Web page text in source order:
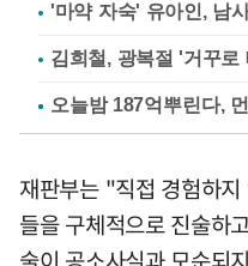
'마약 자숙' 유아인, 남
김희철, 광복절 '거꾸
재판부는 "직접 경험하
들을 구체적으로 진술하